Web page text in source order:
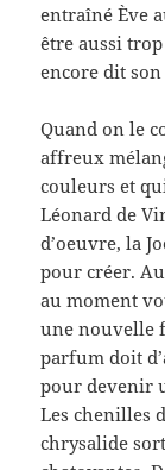
entraîné Ève
être aussi
encore dit
Quand on le
affreux
couleurs et
Léonard de
d’oeuvre, la
pour créer.
au moment
une nouvelle
parfum doit
pour devenir
Les chenilles
chrysalide